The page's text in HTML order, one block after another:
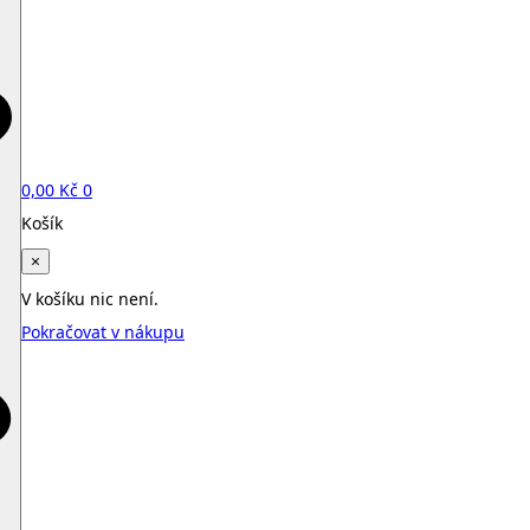
0,00 Kč 0
Košík
×
V košíku nic není.
Pokračovat v nákupu